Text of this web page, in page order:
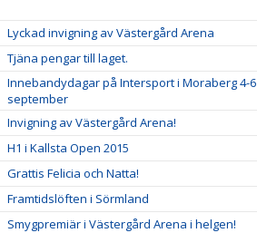
Lyckad invigning av Västergård Arena
Tjäna pengar till laget.
Innebandydagar på Intersport i Moraberg 4-6
september
Invigning av Västergård Arena!
H1 i Kallsta Open 2015
Grattis Felicia och Natta!
Framtidslöften i Sörmland
Smygpremiär i Västergård Arena i helgen!